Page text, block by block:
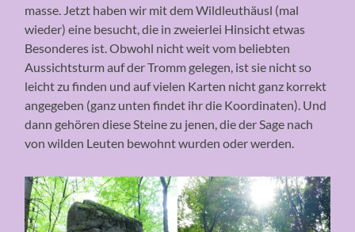
masse. Jetzt haben wir mit dem Wildleuthäusl (mal
wieder) eine besucht, die in zweierlei Hinsicht etwas
Besonderes ist. Obwohl nicht weit vom beliebten
Aussichtsturm auf der Tromm gelegen, ist sie nicht so
leicht zu finden und auf vielen Karten nicht ganz korrekt
angegeben (ganz unten findet ihr die Koordinaten). Und
dann gehören diese Steine zu jenen, die der Sage nach
von wilden Leuten bewohnt wurden oder werden.